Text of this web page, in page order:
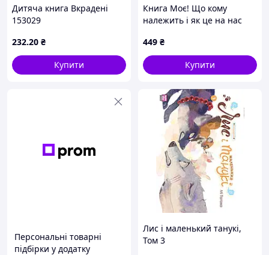
Дитяча книга Вкрадені
153029
232.20 ₴
Купити
Книга Моє! Що кому
належить і як це на нас
Зальцман, Майкл Геллер
(6092)
449 ₴
Купити
Персональні товарні
підбірки у додатку
Лис і маленький танукі,
Том 3